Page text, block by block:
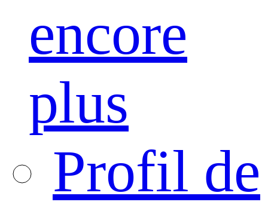
encore
plus
Profil de